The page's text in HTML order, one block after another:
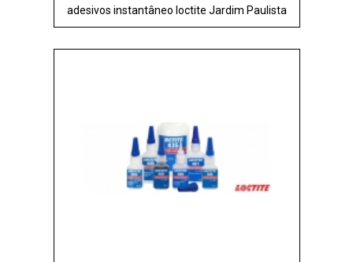
adesivos instantâneo loctite Jardim Paulista